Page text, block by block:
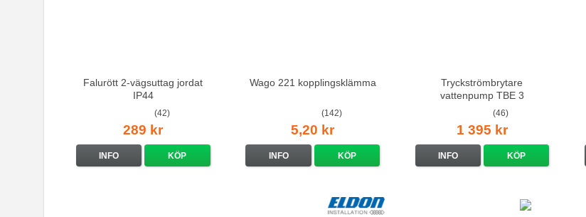
Falurött 2-vägsuttag jordat
IP44
(42)
289 kr
INFO KÖP
Wago 221 kopplingsklämma
(142)
5,20 kr
INFO KÖP
Tryckströmbrytare
vattenpump TBE 3
(46)
1 395 kr
INFO KÖP